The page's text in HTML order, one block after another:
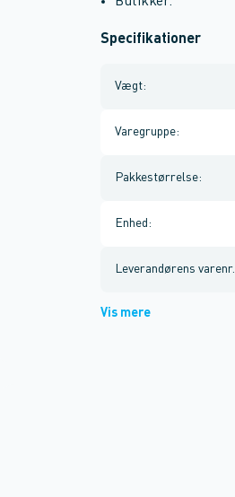
Specifikationer
Vægt:
Varegruppe:
Pakkestørrelse:
Enhed :
Leverandørens varenr.
Vis mere